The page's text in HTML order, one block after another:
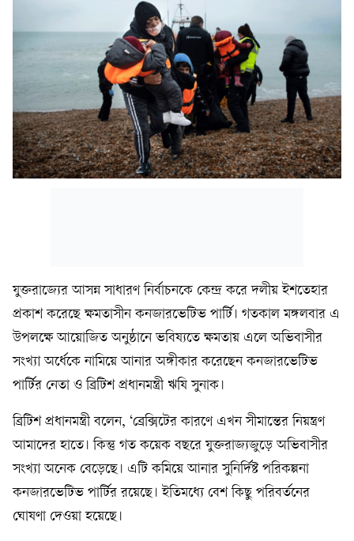
যুক্তরাজ্যের আসন্ন সাধারণ নির্বাচনকে কেন্দ্র করে দলীয় ইশতেহার
প্রকাশ করেছে ক্ষমতাসীন কনজারভেটিভ পার্টি। গতকাল মঙ্গলবার এ
উপলক্ষে আয়োজিত অনুষ্ঠানে ভবিষ্যতে ক্ষমতায় এলে অভিবাসীর
সংখ্যা অর্ধেকে নামিয়ে আনার অঙ্গীকার করেছেন কনজারভেটিভ
পার্টির নেতা ও ব্রিটিশ প্রধানমন্ত্রী ঋষি সুনাক।
ব্রিটিশ প্রধানমন্ত্রী বলেন, ‘ব্রেক্সিটের কারণে এখন সীমান্তের নিয়ন্ত্রণ
আমাদের হাতে। কিন্তু গত কয়েক বছরে যুক্তরাজ্যজুড়ে অভিবাসীর
সংখ্যা অনেক বেড়েছে। এটি কমিয়ে আনার সুনির্দিষ্ট পরিকল্পনা
কনজারভেটিভ পার্টির রয়েছে। ইতিমধ্যে বেশ কিছু পরিবর্তনের
ঘোষণা দেওয়া হয়েছে।